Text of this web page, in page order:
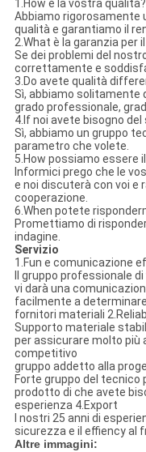
1.How è la vostra qualità?
Abbiamo rigorosamente
qualità e garantiamo il
2.What è la garanzia per
Se dei problemi del
correttamente e
3.Do avete qualità
Sì, abbiamo solitamente
grado professionale,
4.If noi avete bisogno
Sì, abbiamo un gruppo
parametro che volete.
5.How possiamo essere
Informici prego che le
e noi discuterà con voi e
cooperazione.
6.When potete
Promettiamo di
indagine.
Servizio
1.Fun e comunicazione
Il gruppo professionale
vi darà una
facilmente a
fornitori materiali
Supporto materiale
per assicurare molto più
competitivo
gruppo addetto alla
Forte gruppo del
prodotto di che avete
esperienza 4.Export
I nostri 25 anni di
sicurezza e il effiency al
Altre immagini: